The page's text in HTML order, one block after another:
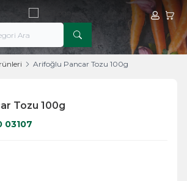
Hesabım
Arifoğlu Pancar Tozu 100g
Tozu 100g
03107